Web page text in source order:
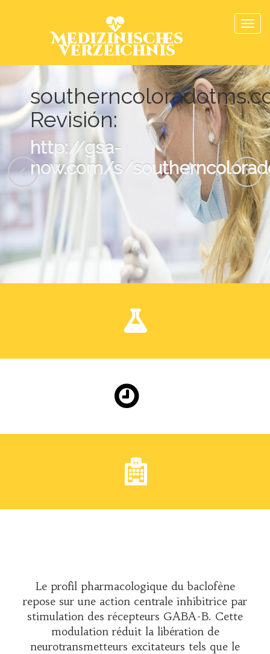
Medizinisches
Verzeichnis
Revisión:
http://gsa-
now.com/s/
Le profil pharmacologique du baclofène
repose sur une action centrale inhibitrice par
stimulation des récepteurs GABA-B. Cette
modulation réduit la libération de
neurotransmetteurs excitateurs tels que le